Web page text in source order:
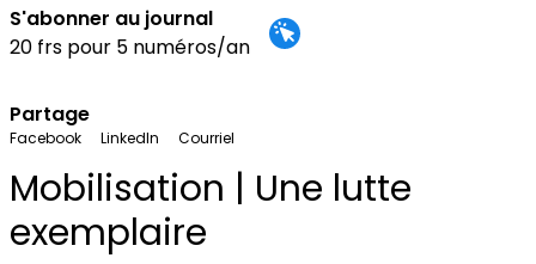
S'abonner au journal
20 frs pour 5 numéros/an
Partage
Facebook LinkedIn Courriel
Mobilisation | Une lutte
exemplaire